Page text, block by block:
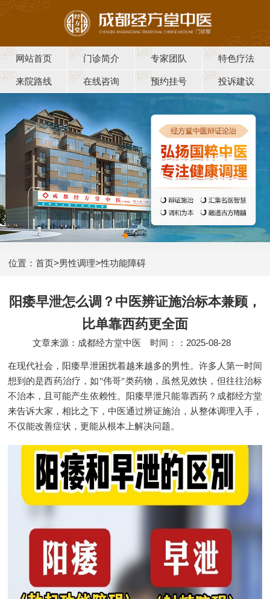
网站首页 门诊简介 专家团队 特色疗法
来院路线 在线咨询 预约挂号 投诉建议
位置： 首页>男性调理>性功能障碍
阳痿早泄怎么调？中医辨证施治标本兼顾，
比单靠西药更全面
文章来源：成都经方堂中医 时间：：2025-08-28
在现代社会，阳痿早泄困扰着越来越多的男性。许多人第一时间
想到的是西药治疗，如"伟哥"类药物，虽然见效快，但往往治标
不治本，且可能产生依赖性。阳痿早泄只能靠西药？成都经方堂
来告诉大家，相比之下，中医通过辨证施治，从整体调理入手，
不仅能改善症状，更能从根本上解决问题。